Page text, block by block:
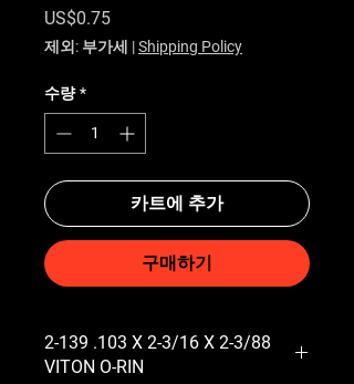
US$0.75가격
제외: 부가세 |Shipping Policy
수량 *
카트에 추가
구매하기
2-139 .103 X 2-3/16 X 2-3/88
VITON O-RIN